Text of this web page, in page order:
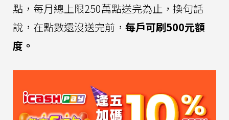
點，每月總上限250萬點送完為止，換句話
說，在點數還沒送完前， 每戶可刷500元額
度。